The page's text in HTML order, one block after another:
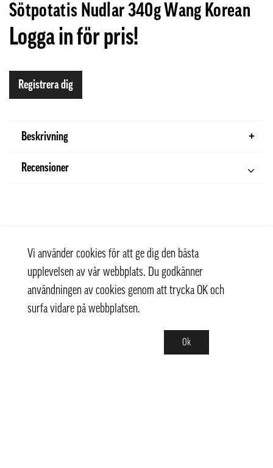
Sötpotatis Nudlar 340g Wang Korean
Logga in för pris!
Registrera dig
Beskrivning
Recensioner
Vi använder cookies för att ge dig den bästa
upplevelsen av vår webbplats. Du godkänner
användningen av cookies genom att trycka OK och
surfa vidare på webbplatsen.
Ok